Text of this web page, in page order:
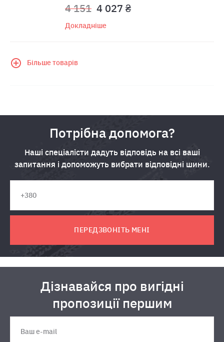
4 151 4 027 ₴
Докладніше
Більше товарів
Потрібна допомога?
Наші спеціалісти дадуть відповідь на всі ваші
запитання і допоможуть вибрати відповідні шини.
ПЕРЕДЗВОНІТЬ МЕНІ
Дізнавайся про вигідні
пропозиції першим